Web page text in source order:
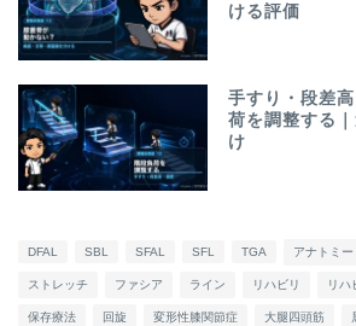
ける評価
手すり・段差
荷を調整する
け
DFAL SBL SFAL SFL TGA アナトミ
ストレッチ ファシア ライン リハビリ リハ
保存療法 回旋 変形性膝関節症 大腿四頭筋